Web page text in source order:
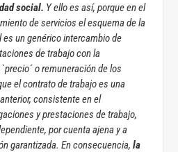
social. Y ello es así, porque en el
de servicios el esquema de la
un genérico intercambio de
de trabajo con la
o remuneración de los
el contrato de trabajo es una
consistente en el
y prestaciones de trabajo,
por cuenta ajena y a
garantizada. En consecuencia,la